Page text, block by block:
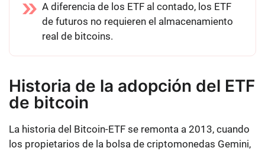
A diferencia de los ETF al contado, los ETF
de futuros no requieren el almacenamiento
real de bitcoins.
Historia de la adopción del ETF
de bitcoin
La historia del Bitcoin-ETF se remonta a 2013, cuando
los propietarios de la bolsa de criptomonedas Gemini,